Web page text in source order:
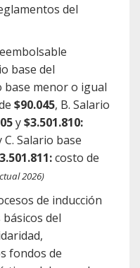
del
base del
base menor o igual
$90.045, B. Salario
y$3.501.810:
C. Salario base
costo de
2026)
de inducción
del
fondos de